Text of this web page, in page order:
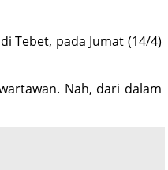
Tebet, pada Jumat (14/4)
Nah, dari dalam